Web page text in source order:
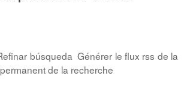
búsqueda Générer le flux rss de la
de la recherche